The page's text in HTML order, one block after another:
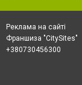
Реклама на сайті
Франшиза "CitySites"
+380730456300